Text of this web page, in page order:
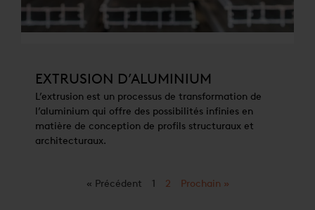
EXTRUSION D’ALUMINIUM
L’extrusion est un processus de transformation de
l’aluminium qui offre des possibilités infinies en
matière de conception de profils structuraux et
architecturaux.
« Précédent 1 2 Prochain »